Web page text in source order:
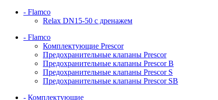
- Flamco
Relax DN15-50 с дренажем
- Flamco
Комплектующие Prescor
Предохранительные клапаны Prescor
Предохранительные клапаны Prescor B
Предохранительные клапаны Prescor S
Предохранительные клапаны Prescor SB
- Комплектующие